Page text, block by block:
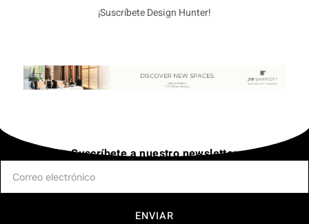
¡Suscríbete Design Hunter!
Suscríbete a nuestro newsletter
ENVIAR